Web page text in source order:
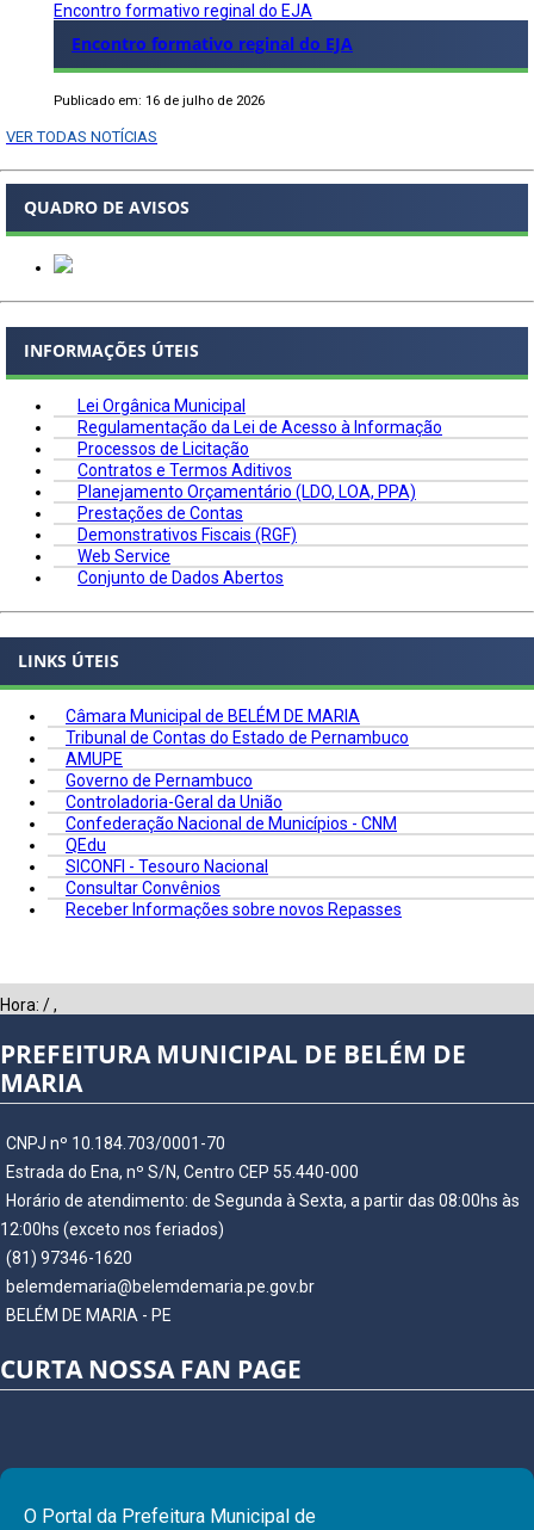
Encontro formativo reginal do EJA
Encontro formativo reginal do EJA
Publicado em: 16 de julho de 2026
VER TODAS NOTÍCIAS
QUADRO DE AVISOS
INFORMAÇÕES ÚTEIS
Lei Orgânica Municipal
Regulamentação da Lei de Acesso à Informação
Processos de Licitação
Contratos e Termos Aditivos
Planejamento Orçamentário (LDO, LOA, PPA)
Prestações de Contas
Demonstrativos Fiscais (RGF)
Web Service
Conjunto de Dados Abertos
LINKS ÚTEIS
Câmara Municipal de BELÉM DE MARIA
Tribunal de Contas do Estado de Pernambuco
AMUPE
Governo de Pernambuco
Controladoria-Geral da União
Confederação Nacional de Municípios - CNM
QEdu
SICONFI - Tesouro Nacional
Consultar Convênios
Receber Informações sobre novos Repasses
Hora: /,
PREFEITURA MUNICIPAL DE BELÉM DE
MARIA
CNPJ nº 10.184.703/0001-70
Estrada do Ena, nº S/N, Centro CEP 55.440-000
Horário de atendimento: de Segunda à Sexta, a partir das 08:00hs às
12:00hs (exceto nos feriados)
(81) 97346-1620
belemdemaria@belemdemaria.pe.gov.br
BELÉM DE MARIA - PE
CURTA NOSSA FAN PAGE
O Portal da Prefeitura Municipal de